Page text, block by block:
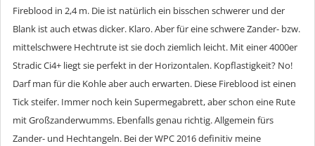
Fireblood in 2,4 m. Die ist natürlich ein bisschen schwerer und der
Blank ist auch etwas dicker. Klaro. Aber für eine schwere Zander- bzw.
mittelschwere Hechtrute ist sie doch ziemlich leicht. Mit einer 4000er
Stradic Ci4+ liegt sie perfekt in der Horizontalen. Kopflastigkeit? No!
Darf man für die Kohle aber auch erwarten. Diese Fireblood ist einen
Tick steifer. Immer noch kein Supermegabrett, aber schon eine Rute
mit Großzanderwumms. Ebenfalls genau richtig. Allgemein fürs
Zander- und Hechtangeln. Bei der WPC 2016 definitiv meine